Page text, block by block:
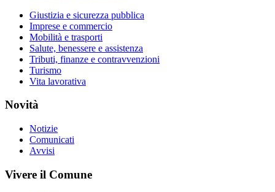
Giustizia e sicurezza pubblica
Imprese e commercio
Mobilità e trasporti
Salute, benessere e assistenza
Tributi, finanze e contravvenzioni
Turismo
Vita lavorativa
Novità
Notizie
Comunicati
Avvisi
Vivere il Comune